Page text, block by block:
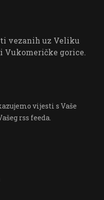
vezanih uz Veliku
Vukomeričke gorice.
vijesti s Vaše
rss feeda.